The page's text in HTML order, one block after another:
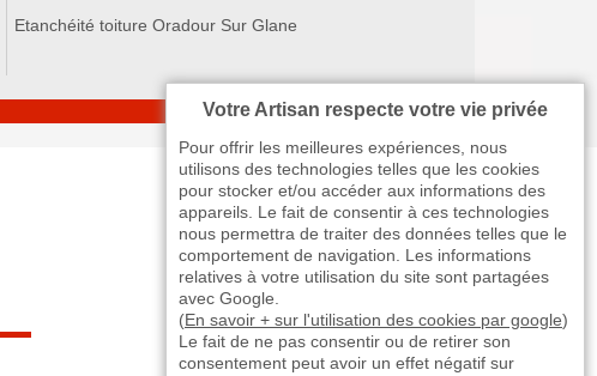
Etanchéité toiture Oradour Sur Glane
Votre Artisan respecte votre vie privée
Pour offrir les meilleures expériences, nous
utilisons des technologies telles que les cookies
pour stocker et/ou accéder aux informations des
appareils. Le fait de consentir à ces technologies
nous permettra de traiter des données telles que le
comportement de navigation. Les informations
relatives à votre utilisation du site sont partagées
avec Google.
(En savoir + sur l'utilisation des cookies par google)
Le fait de ne pas consentir ou de retirer son
consentement peut avoir un effet négatif sur